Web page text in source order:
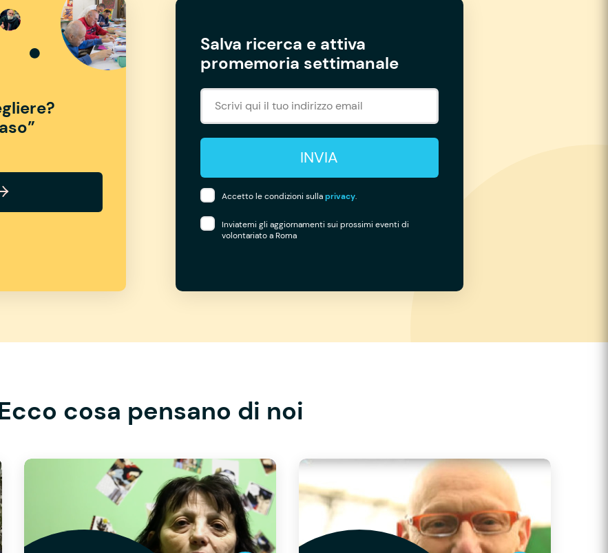
Salva ricerca e attiva
promemoria settimanale
INVIA
Accetto le condizioni sullaprivacy.
Inviatemi gli aggiornamenti sui prossimi eventi di
volontariato a Roma
cosa pensano di noi